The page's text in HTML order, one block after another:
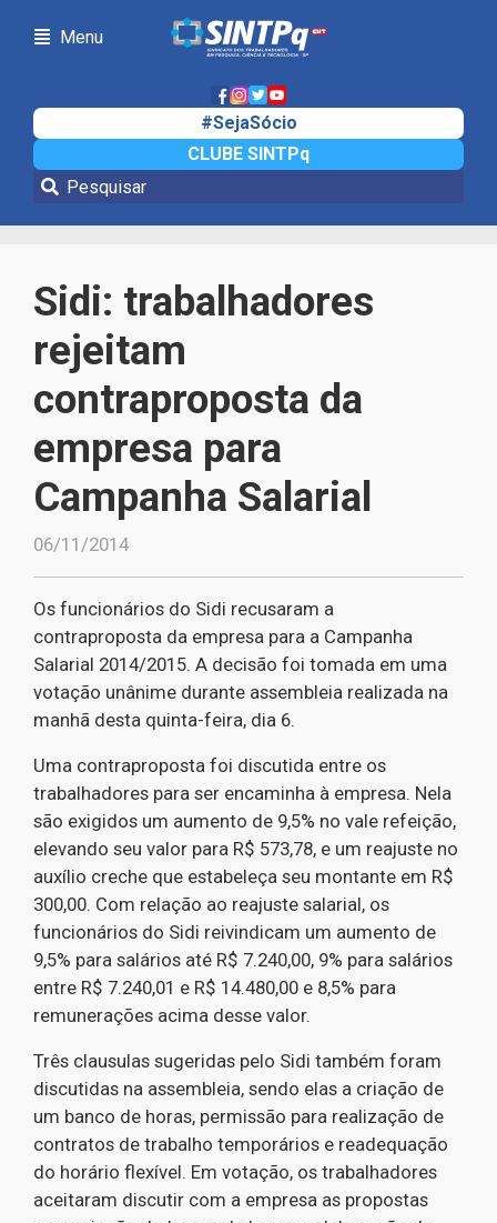
Menu
#SejaSócio
CLUBE SINTPq
Notícias
Sidi: trabalhadores
rejeitam
contraproposta da
empresa para
Campanha Salarial
06/11/2014
Os funcionários do Sidi recusaram a
contraproposta da empresa para a Campanha
Salarial 2014/2015. A decisão foi tomada em uma
votação unânime durante assembleia realizada na
manhã desta quinta-feira, dia 6.
Uma contraproposta foi discutida entre os
trabalhadores para ser encaminha à empresa. Nela
são exigidos um aumento de 9,5% no vale refeição,
elevando seu valor para R$ 573,78, e um reajuste no
auxílio creche que estabeleça seu montante em R$
300,00. Com relação ao reajuste salarial, os
funcionários do Sidi reivindicam um aumento de
9,5% para salários até R$ 7.240,00, 9% para salários
entre R$ 7.240,01 e R$ 14.480,00 e 8,5% para
remunerações acima desse valor.
Três clausulas sugeridas pelo Sidi também foram
discutidas na assembleia, sendo elas a criação de
um banco de horas, permissão para realização de
contratos de trabalho temporários e readequação
do horário flexível. Em votação, os trabalhadores
aceitaram discutir com a empresa as propostas